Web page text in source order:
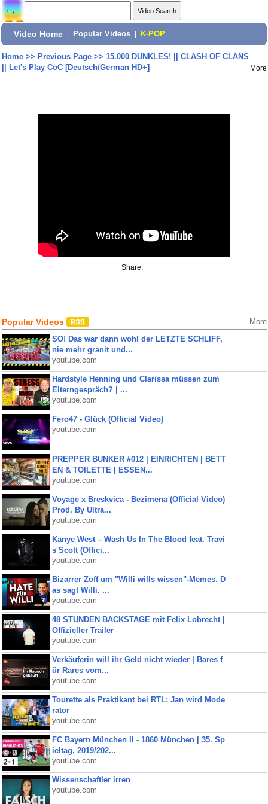
Video Home Popular Videos K-POP
Home>> Previous Page>> 15.000 DUNKLES! || CLASH OF CLANS
|| Let's Play CoC [Deutsch/German HD+]
More
Share:
Popular Videos More
SO! Das war dann wohl der LETZTE SCHLIFF,
nie mehr granit und...
youtube.com
Hardstyle Henning und Clarissa müssen zum
Elterngespräch? | ...
youtube.com
Fero47 - Glück (Official Video)
youtube.com
PREPPER BUNKER #012 | EINRICHTEN | BETT
EN & TOILETTE | ESSEN...
youtube.com
Voyage x Breskvica - Bezimena (Official Video)
Prod. By Ultra...
youtube.com
Kanye West – Wash Us In The Blood feat. Travi
s Scott (Offici...
youtube.com
Bizarrer Zoff um "Willi wills wissen"-Memes. D
as sagt Willi. ...
youtube.com
48 STUNDEN BACKSTAGE mit Felix Lobrecht |
Offizieller Trailer
youtube.com
Verkäuferin will ihr Geld nicht wieder | Bares f
ür Rares vom...
youtube.com
Tourette als Praktikant bei RTL: Jan wird Mode
rator
youtube.com
FC Bayern München II - 1860 München | 35. Sp
ieltag, 2019/202...
youtube.com
Wissenschaftler irren
youtube.com